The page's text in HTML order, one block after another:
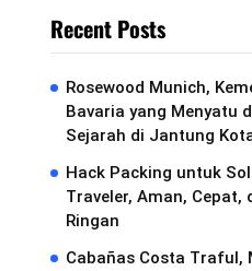
Recent Posts
Rosewood Munich,
Bavaria yang Menyatu
Sejarah di Jantung
Hack Packing untuk
Traveler, Aman, Cepat,
Ringan
Cabañas Costa Traful,